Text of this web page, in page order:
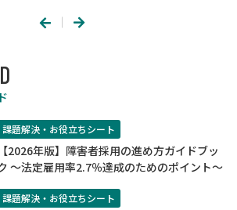
課題解決・お役立ちシート
【2026年版】障害者採用の進め方ガイドブッ
～法定雇用率2.7％達成のためのポイント～
課題解決・お役立ちシート